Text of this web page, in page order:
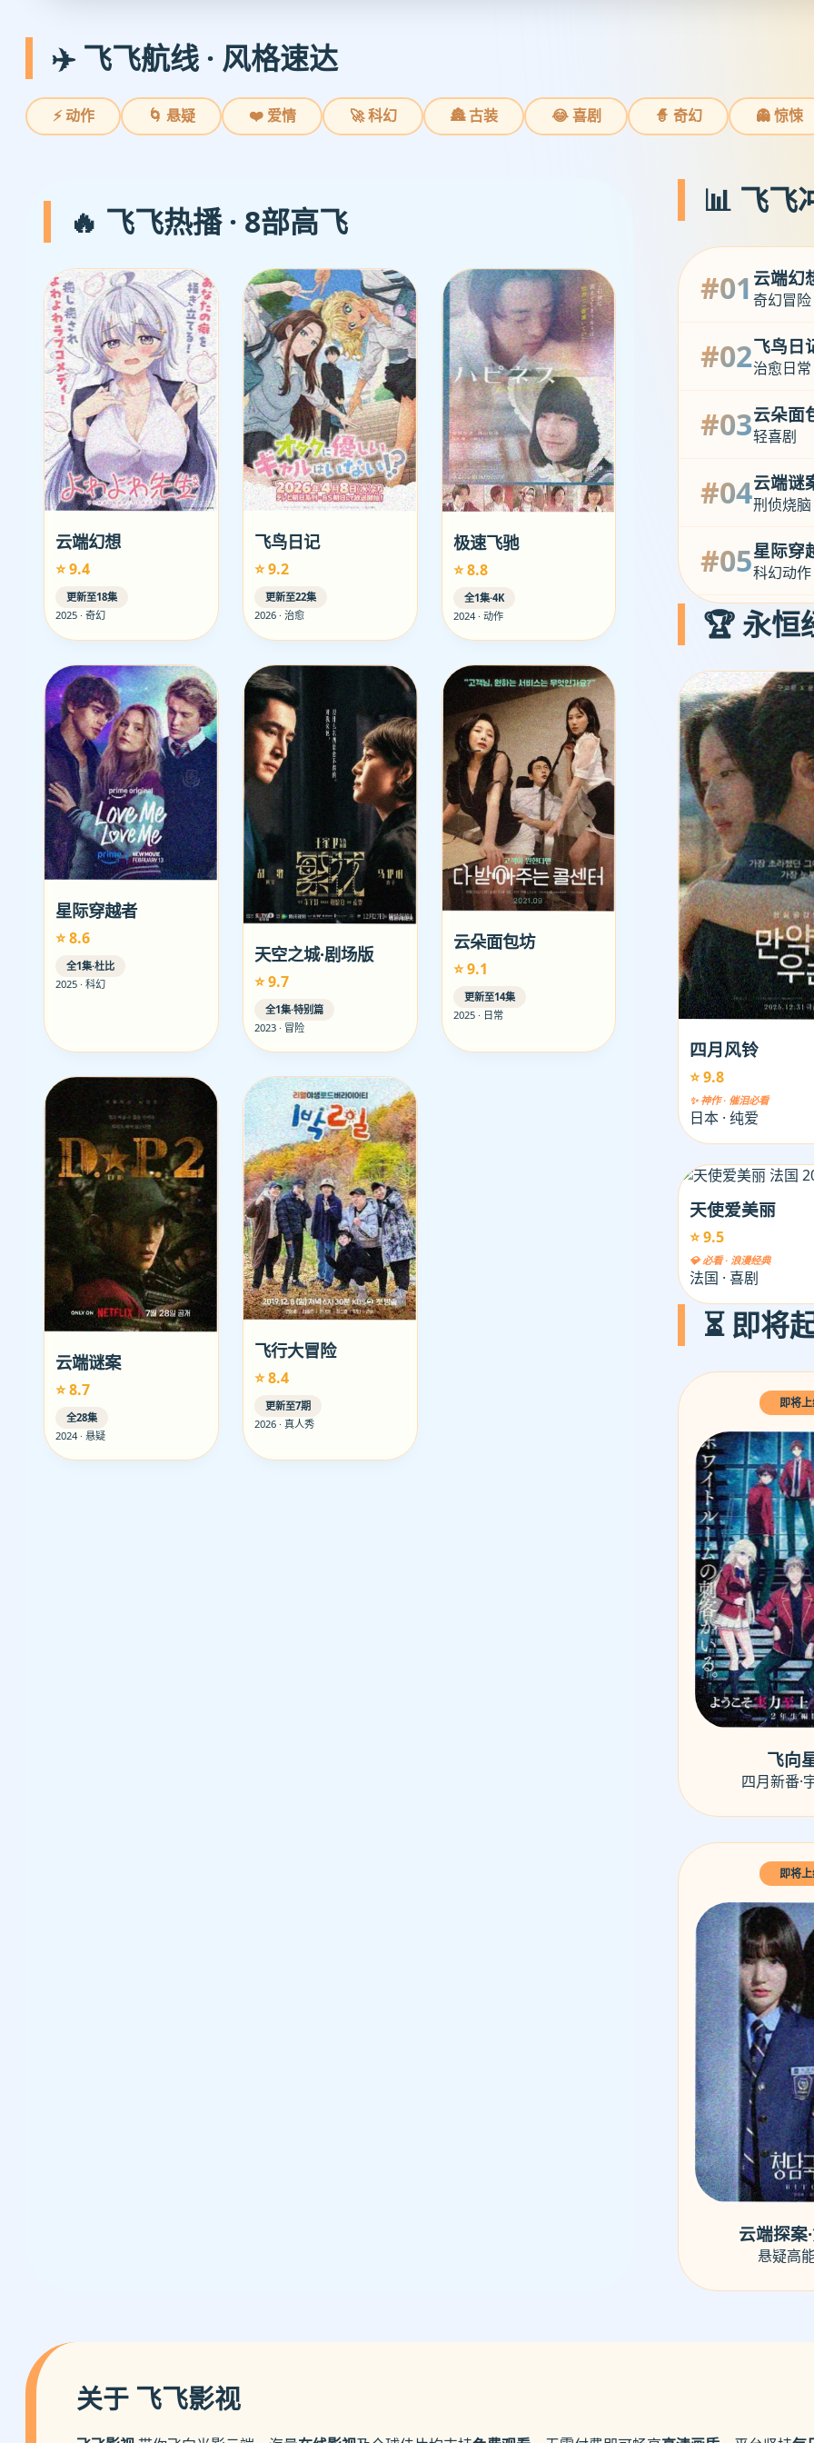
✈️ 飞飞航线 · 风格速达
⚡ 动作 🌀 悬疑 ❤️ 爱情 🚀 科幻 🏯 古装 😂 喜剧 🧙 奇幻 👻 惊悚
🔥 飞飞热播 · 8部高飞
云端幻想
⭐ 9.4
更新至18集
2025 · 奇幻
飞鸟日记
⭐ 9.2
更新至22集
2026 · 治愈
极速飞驰
⭐ 8.8
全1集·4K
2024 · 动作
星际穿越者
⭐ 8.6
全1集·杜比
2025 · 科幻
天空之城·剧场版
⭐ 9.7
全1集·特别篇
2023 · 冒险
云朵面包坊
⭐ 9.1
更新至14集
2025 · 日常
云端谜案
⭐ 8.7
全28集
2024 · 悬疑
飞行大冒险
⭐ 8.4
更新至7期
2026 · 真人秀
📊 飞飞
#01 云端幻
奇幻冒险
#02飞鸟日
治愈日常
#03云朵面
轻喜剧
#04云端谜
刑侦烧脑
#05星际穿
科幻动作
🏆 永恒
四月风铃
⭐ 9.8
✨ 神作 · 催泪必看
日本 · 纯爱
天使爱美丽
⭐ 9.5
💎 必看 · 浪漫经典
法国 · 喜剧
⏳ 即将
即将
飞向
四月新番·
即将
云端探案
悬疑高
关于 飞飞影视